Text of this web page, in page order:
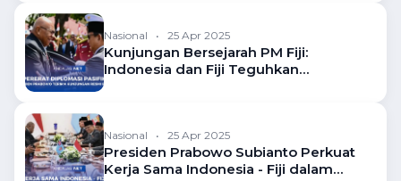
Nasional • 25 Apr 2025
Kunjungan Bersejarah PM Fiji:
Indonesia dan Fiji Teguhkan
Nasional • 25 Apr 2025
Presiden Prabowo Subianto Perkuat
Kerja Sama Indonesia - Fiji dalam